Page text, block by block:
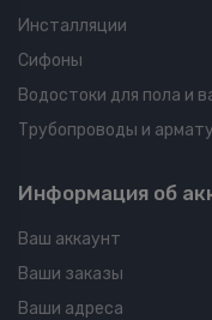
Инсталляции
Сифоны
Водостоки для пола и
Трубопроводы и
Информация об
Ваш аккаунт
Ваши заказы
Ваши адреса